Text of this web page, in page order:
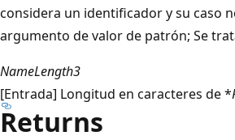
considera un identificador y su caso
argumento de valor de patrón; Se
NameLength3
[Entrada] Longitud en caracteres de *
Returns